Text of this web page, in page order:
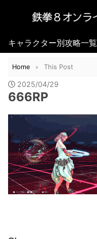
キャラクター別攻略一覧
Home This Post
2025/04/29
666RP